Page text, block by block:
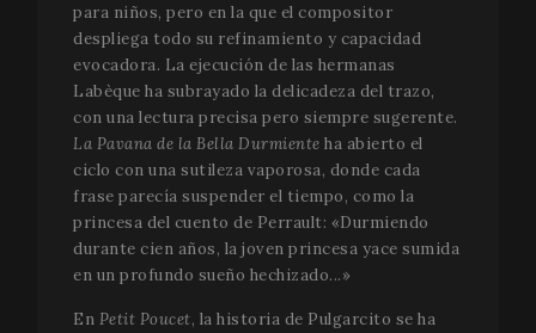
para niños, pero en la que el compositor
despliega todo su refinamiento y capacidad
evocadora. La ejecución de las hermanas
Labèque ha subrayado la delicadeza del trazo,
con una lectura precisa pero siempre sugerente.
La Pavana de la Bella Durmiente ha abierto el
ciclo con una sutileza vaporosa, donde cada
frase parecía suspender el tiempo, como la
princesa del cuento de Perrault: «Durmiendo
durante cien años, la joven princesa yace sumida
en un profundo sueño hechizado...»
En Petit Poucet, la historia de Pulgarcito se ha